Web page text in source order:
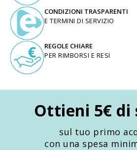
CONDIZIONI TRASPARENTI
E TERMINI DI SERVIZIO
REGOLE CHIARE
PER RIMBORSI E RESI
Ottieni 5€ di
sul tuo primo
con una spesa